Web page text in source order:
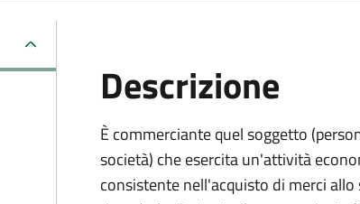
Descrizione
È commerciante quel soggetto
società) che esercita un'attività
consistente nell'acquisto di merci allo